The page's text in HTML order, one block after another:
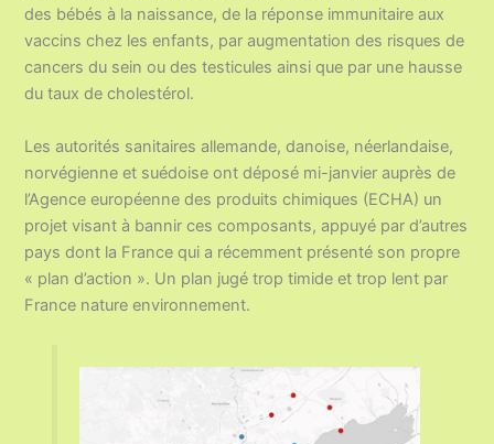
des bébés à la naissance, de la réponse immunitaire aux
vaccins chez les enfants, par augmentation des risques de
cancers du sein ou des testicules ainsi que par une hausse
du taux de cholestérol.
Les autorités sanitaires allemande, danoise, néerlandaise,
norvégienne et suédoise ont déposé mi-janvier auprès de
l’Agence européenne des produits chimiques (ECHA) un
projet visant à bannir ces composants, appuyé par d’autres
pays dont la France qui a récemment présenté son propre
« plan d’action ». Un plan jugé trop timide et trop lent par
France nature environnement.